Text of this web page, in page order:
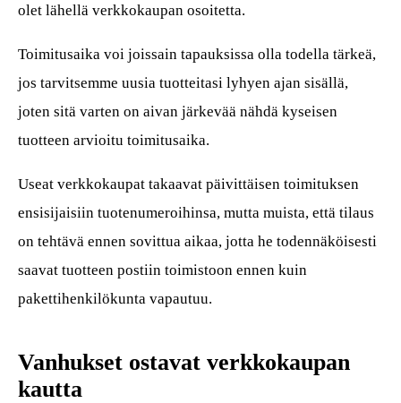
olet lähellä verkkokaupan osoitetta.
Toimitusaika voi joissain tapauksissa olla todella tärkeä,
jos tarvitsemme uusia tuotteitasi lyhyen ajan sisällä,
joten sitä varten on aivan järkevää nähdä kyseisen
tuotteen arvioitu toimitusaika.
Useat verkkokaupat takaavat päivittäisen toimituksen
ensisijaisiin tuotenumeroihinsa, mutta muista, että tilaus
on tehtävä ennen sovittua aikaa, jotta he todennäköisesti
saavat tuotteen postiin toimistoon ennen kuin
pakettihenkilökunta vapautuu.
Vanhukset ostavat verkkokaupan
kautta